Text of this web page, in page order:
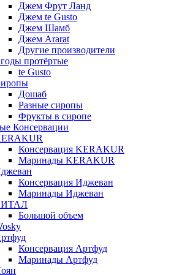
Джем Фрут Ланд
Джем te Gusto
Джем Шамб
Джем Ararat
Другие производители
протёртые
te Gusto
Дошаб
Разные сиропы
Фрукты в сиропе
Консервации
Консервация KERAKUR
Маринады KERAKUR
Консервация Иджеван
Маринады Иджеван
Большой объем
Консервация Артфуд
Маринады Артфуд